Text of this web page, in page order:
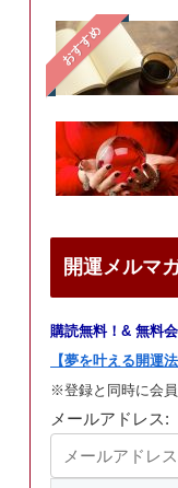
おすすめ
開運メルマ
購読無料！& 無料
【夢を叶える開運
※登録と同時に会
メールアドレス: